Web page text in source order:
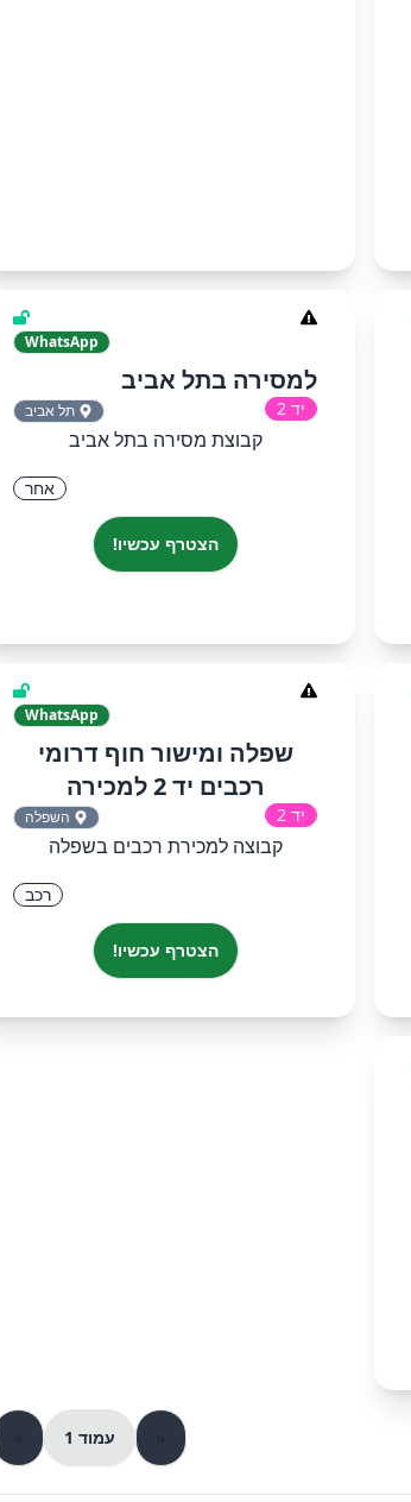
WhatsApp
למסירה בתל אביב
יד 2 תל אביב
קבוצת מסירה בתל אביב
אחר
הצטרף עכשיו!
WhatsApp
שפלה ומישור חוף דרומי
רכבים יד 2 למכירה
יד 2 השפלה
קבוצה למכירת רכבים בשפלה
רכב
הצטרף עכשיו!
עמוד 1